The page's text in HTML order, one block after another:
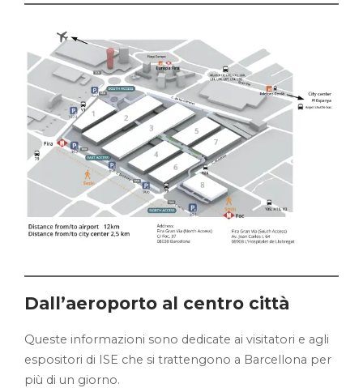
Dall’aeroporto al centro città
Queste informazioni sono dedicate ai visitatori e agli
espositori di ISE che si trattengono a Barcellona per
più di un giorno.